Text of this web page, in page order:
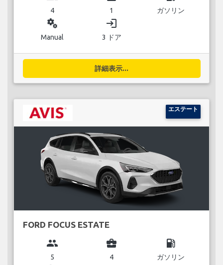
4 1 ガソリン
miscellaneous_services
Manual
login
3 ドア
詳細表示...
エステート
FORD FOCUS ESTATE
group
5
business_center
4
local_gas_station
ガソリン